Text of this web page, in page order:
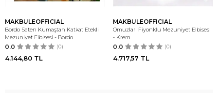
MAKBULEOFFICIAL
Bordo Saten Kumaştan Katkat Etekli
Mezuniyet Elbisesi - Bordo
0.0 (0)
4.144,80 TL
MAKBULEOFFICIAL
Omuzları Fiyonklu Mezuniyet Elbisesi
- Krem
0.0 (0)
4.717,57 TL